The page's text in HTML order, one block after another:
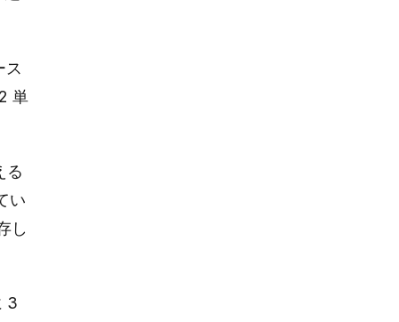
ス
単
る
い
し
3